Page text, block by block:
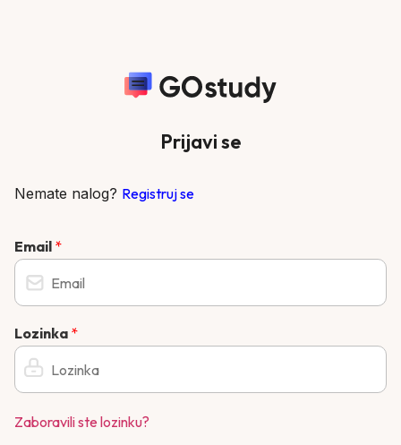
Prijavi se
Nemate nalog? Registruj se
Email *
Lozinka *
Zaboravili ste lozinku?